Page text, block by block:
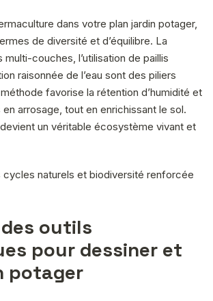
dans votre plan jardin potager,
de diversité et d’équilibre. La
couches, l’utilisation de paillis
raisonnée de l’eau sont des piliers
favorise la rétention d’humidité et
arrosage, tout en enrichissant le sol.
un véritable écosystème vivant et
cycles naturels et biodiversité renforcée
outils
pour dessiner et
potager